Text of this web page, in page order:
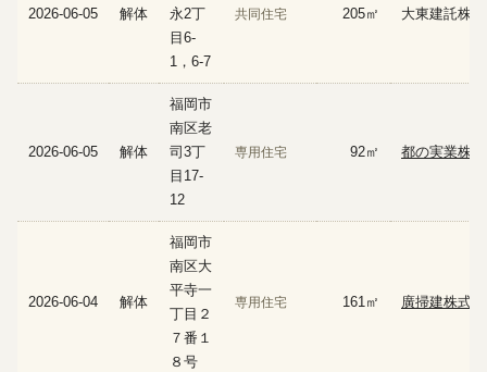
2026-06-05 解体
永2丁
目6-
1，6-7
共同住宅 205㎡ 大東建託株
2026-06-05 解体
福岡市
南区老
司3丁
目17-
12
専用住宅 92㎡ 都の実業株
2026-06-04 解体
福岡市
南区大
平寺一
丁目２
７番１
８号
専用住宅 161㎡ 廣掃建株式